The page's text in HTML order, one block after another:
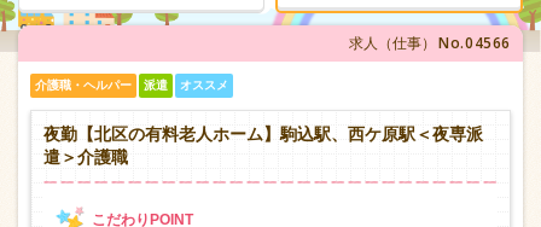
人材派遣サービス
転職支援サービス
登録から就業まで
求人（仕事） No.04566
介護職・ヘルパー 派遣 オススメ
夜勤【北区の有料老人ホーム】駒込駅、西ケ原駅＜夜専派
遣＞介護職